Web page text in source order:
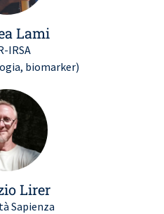
Lami
IRSA
biomarker)
Lirer
Sapienza